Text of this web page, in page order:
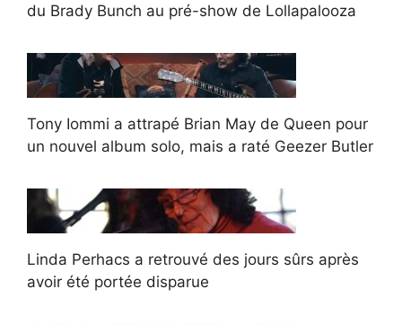
du Brady Bunch au pré-show de Lollapalooza
Tony Iommi a attrapé Brian May de Queen pour
un nouvel album solo, mais a raté Geezer Butler
Linda Perhacs a retrouvé des jours sûrs après
avoir été portée disparue